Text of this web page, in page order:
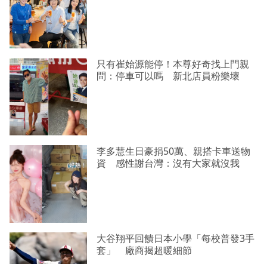
只有崔始源能停！本尊好奇找上門親
問：停車可以嗎 新北店員粉樂壞
李多慧生日豪捐50萬、親搭卡車送物
資 感性謝台灣：沒有大家就沒我
大谷翔平回饋日本小學「每校普發3手
套」 廠商揭超暖細節